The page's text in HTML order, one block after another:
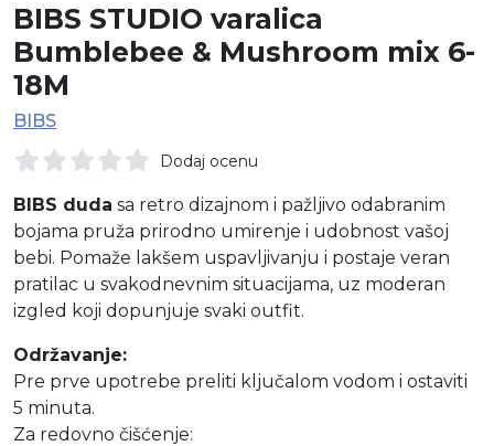
BIBS STUDIO varalica
Bumblebee & Mushroom mix 6-
18M
BIBS
Dodaj ocenu
BIBS duda sa retro dizajnom i pažljivo odabranim
bojama pruža prirodno umirenje i udobnost vašoj
bebi. Pomaže lakšem uspavljivanju i postaje veran
pratilac u svakodnevnim situacijama, uz moderan
izgled koji dopunjuje svaki outfit.
Održavanje:
Pre prve upotrebe preliti ključalom vodom i ostaviti
5 minuta.
Za redovno čišćenje: